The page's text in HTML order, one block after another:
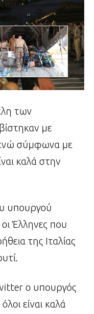
των
με
σύμφωνα με
καλά στην
υπουργού
Έλληνες που
της Ιταλίας
ο υπουργός
είναι καλά